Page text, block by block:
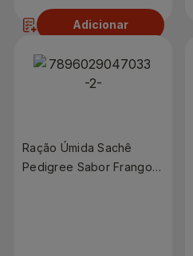
Adicionar
Ração Úmida Sachê
Pedigree Sabor Frango,